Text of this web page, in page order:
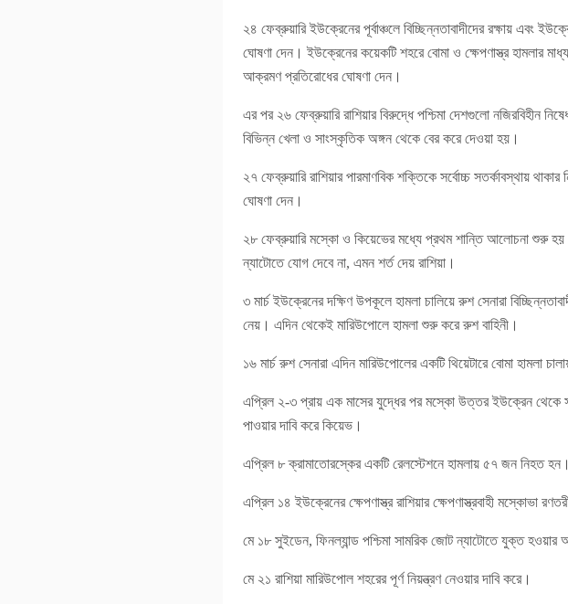
২৪ ফেব্রুয়ারি ইউক্রেনের পূর্বাঞ্চলে বিচ্ছিন্নতাবাদীদের রক্ষায় এবং
ঘোষণা দেন। ইউক্রেনের কয়েকটি শহরে বোমা ও ক্ষেপণাস্ত্র হামলার
আক্রমণ প্রতিরোধের ঘোষণা দেন।
এর পর ২৬ ফেব্রুয়ারি রাশিয়ার বিরুদ্ধে পশ্চিমা দেশগুলো নজিরবিহীন
বিভিন্ন খেলা ও সাংস্কৃতিক অঙ্গন থেকে বের করে দেওয়া হয়।
২৭ ফেব্রুয়ারি রাশিয়ার পারমাণবিক শক্তিকে সর্বোচ্চ সতর্কাবস্থায়
ঘোষণা দেন।
২৮ ফেব্রুয়ারি মস্কো ও কিয়েভের মধ্যে প্রথম শান্তি আলোচনা শুরু হয়।
ন্যাটোতে যোগ দেবে না, এমন শর্ত দেয় রাশিয়া।
৩ মার্চ ইউক্রেনের দক্ষিণ উপকূলে হামলা চালিয়ে রুশ সেনারা
নেয়। এদিন থেকেই মারিউপোলে হামলা শুরু করে রুশ বাহিনী।
১৬ মার্চ রুশ সেনারা এদিন মারিউপোলের একটি থিয়েটারে বোমা হামলা
এপ্রিল ২-৩ প্রায় এক মাসের যুদ্ধের পর মস্কো উত্তর ইউক্রেন থেকে
পাওয়ার দাবি করে কিয়েভ।
এপ্রিল ৮ ক্রামাতোরস্কের একটি রেলস্টেশনে হামলায় ৫৭ জন নিহত হন।
এপ্রিল ১৪ ইউক্রেনের ক্ষেপণাস্ত্র রাশিয়ার ক্ষেপণাস্ত্রবাহী মস্কোভা
মে ১৮ সুইডেন, ফিনল্যান্ড পশ্চিমা সামরিক জোট ন্যাটোতে যুক্ত হওয়ার
মে ২১ রাশিয়া মারিউপোল শহরের পূর্ণ নিয়ন্ত্রণ নেওয়ার দাবি করে।